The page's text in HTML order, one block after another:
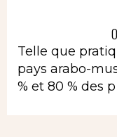
Telle que
pays arabo-
% et 80 % des p